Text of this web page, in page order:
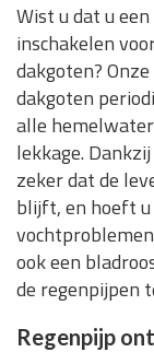
Wist u dat u
inschakelen
dakgoten?
dakgoten
alle
lekkage.
zeker dat de
blijft, en hoeft
ook een
de regenpijpen
Regenpijp